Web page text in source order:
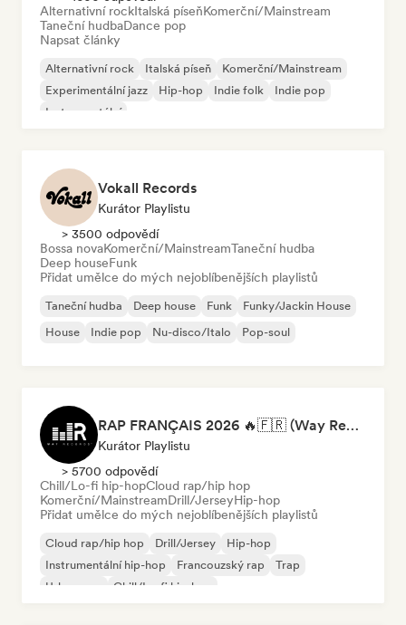
Alternativní rockItalská píseňKomerční/Mainstream
Taneční hudbaDance pop
Napsat články
Alternativní rock Italská píseň
Komerční/Mainstream
Experimentální jazz
Hip-hop Indie folk
Indie pop
Instrumentální
Vokall Records
Kurátor Playlistu
> 3500 odpovědí
Bossa novaKomerční/MainstreamTaneční hudba
Deep houseFunk
Přidat umělce do mých nejoblíbenějších playlistů
Taneční hudba Deep house Funk
Funky/Jackin House
House
Indie pop Nu-disco/Italo Pop-soul
RAP FRANÇAIS 2026 🔥🇫🇷 (Way Records)
Kurátor Playlistu
> 5700 odpovědí
Chill/Lo-fi hip-hopCloud rap/hip hop
Komerční/MainstreamDrill/JerseyHip-hop
Přidat umělce do mých nejoblíbenějších playlistů
Cloud rap/hip hop Drill/Jersey
Hip-hop
Instrumentální hip-hop
Francouzský rap
Trap
Urban pop
Chill/Lo-fi hip-hop